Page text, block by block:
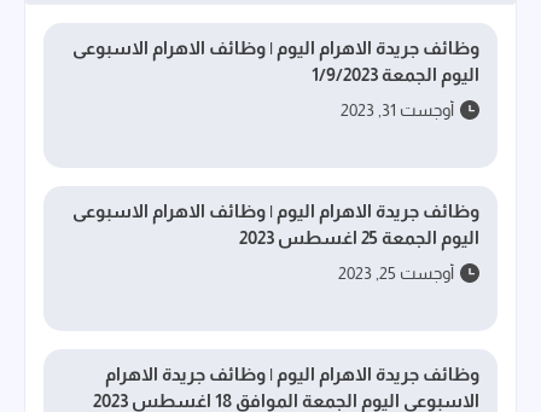
وظائف جريدة الاهرام اليوم | وظائف الاهرام الاسبوعى
اليوم الجمعة 1/9/2023
أوجست 31, 2023
وظائف جريدة الاهرام اليوم | وظائف الاهرام الاسبوعى
اليوم الجمعة 25 اغسطس 2023
أوجست 25, 2023
وظائف جريدة الاهرام اليوم | وظائف جريدة الاهرام
الاسبوعى اليوم الجمعة الموافق 18 اغسطس 2023